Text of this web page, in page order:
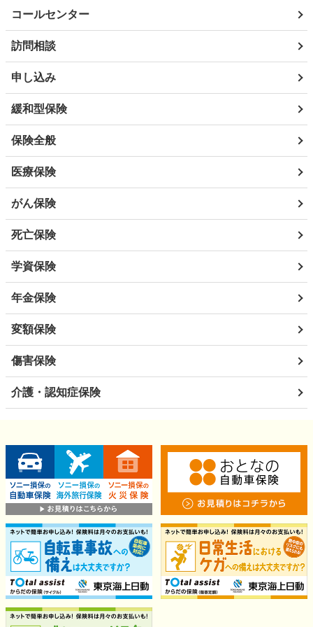
コールセンター
訪問相談
申し込み
緩和型保険
保険全般
医療保険
がん保険
死亡保険
学資保険
年金保険
変額保険
傷害保険
介護・認知症保険